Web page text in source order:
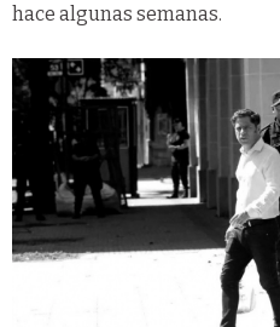
hace algunas semanas.